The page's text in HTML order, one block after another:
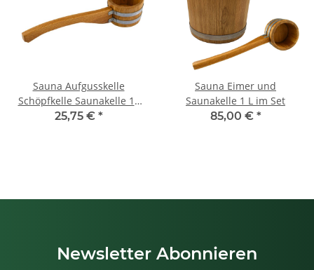
Sauna Aufgusskelle
Schöpfkelle Saunakelle 1L
Eiche chemikalienfrei
25,75 € *
Sauna Eimer und
Saunakelle 1 L im Set
85,00 € *
Newsletter Abonnieren